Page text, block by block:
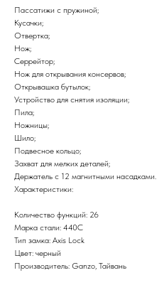
Пассатижи с пружиной;
Кусачки;
Отвертка;
Нож;
Серрейтор;
Нож для открывания консервов;
Открывашка бутылок;
Устройство для снятия изоляции;
Пила;
Ножницы;
Шило;
Подвесное кольцо;
Захват для мелких деталей;
Держатель с 12 магнитными насадками.
Характеристики:
Количество функций: 26
Марка стали: 440C
Тип замка: Axis Lock
Цвет: черный
Производитель: Ganzo, Тайвань